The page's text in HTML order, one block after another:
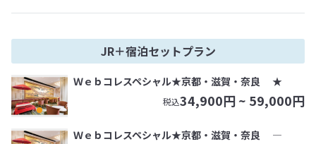
JR＋宿泊セットプラン
Ｗｅｂコレスペシャル★京都・滋賀・奈良 ★
税込34,900円 ~ 59,000円
Ｗｅｂコレスペシャル★京都・滋賀・奈良 ―